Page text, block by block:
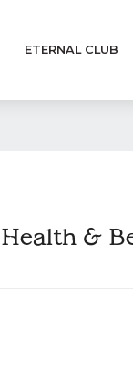
ETERNAL CLUB
Health &